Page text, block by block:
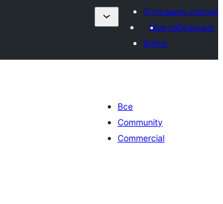
Отправить плагин
Мои избранные
Войти
Все
Community
Commercial